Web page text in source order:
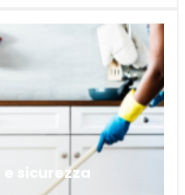
sicurezza